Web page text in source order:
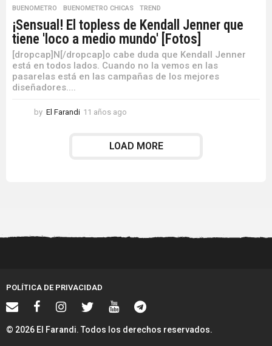
s
a
g
BUENOMETRO ,BUENOMETRO CHICAS ,TREND
¡Sensual! El topless de Kendall Jenner que
tiene 'loco a medio mundo' [Fotos]
[dropcap]N[/dropcap]o cabe duda que Kendall Jenner
está en todos lados. Cuando no la vemos en las
pasarelas está en las campañas de los mejores
diseñadores....
by El Farandi 11 años ago
ñ
LOAD MORE
POLÍTICA DE PRIVACIDAD
© 2026 El Farandi. Todos los derechos reservados.